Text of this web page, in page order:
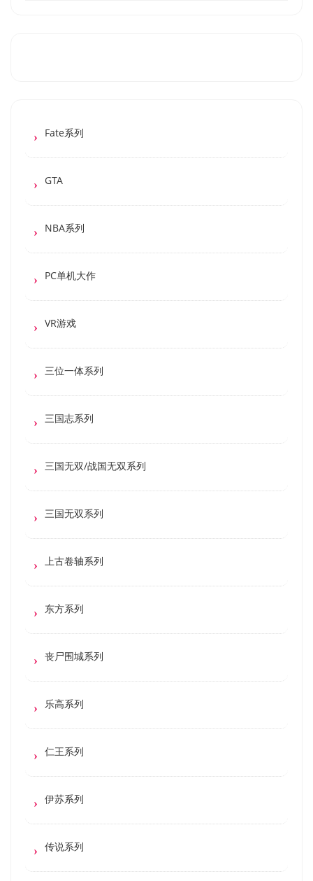
Fate系列
GTA
NBA系列
PC单机大作
VR游戏
三位一体系列
三国志系列
三国无双/战国无双系列
三国无双系列
上古卷轴系列
东方系列
丧尸围城系列
乐高系列
仁王系列
伊苏系列
传说系列